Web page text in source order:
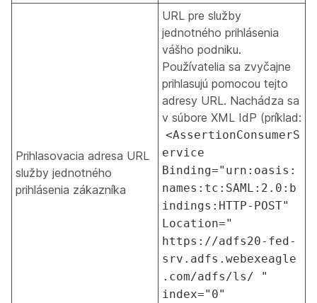
Prihlasovacia adresa URL
služby jednotného
prihlásenia zákazníka
URL pre služby
jednotného prihlásenia
vášho podniku.
Používatelia sa zvyčajne
prihlasujú pomocou tejto
adresy URL. Nachádza sa
v súbore XML IdP (príklad:
<AssertionConsumerS
ervice
Binding="urn:oasis:
names:tc:SAML:2.0:b
indings:HTTP-POST"
Location="
https://adfs20-fed-
srv.adfs.webexeagle
.com/adfs/ls/ "
index="0"